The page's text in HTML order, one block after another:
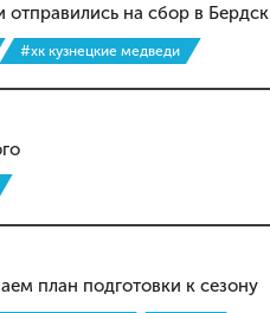
на сбор в Бердск
#хк кузнецкие медведи
план подготовки к сезону